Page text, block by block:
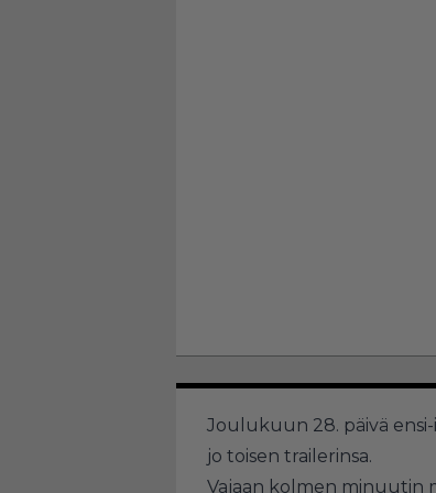
Joulukuun 28. päivä
jo toisen trailerinsa.
Vajaan kolmen minuutin